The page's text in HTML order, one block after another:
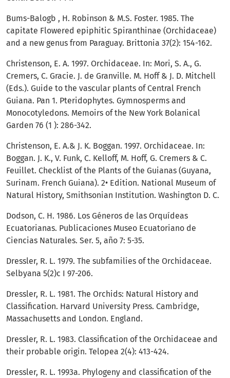
Bums-Balogb , H. Robinson & M.S. Foster. 1985. The
capitate Flowered epiphitic Spiranthinae (Orchidaceae)
and a new genus from Paraguay. Brittonia 37(2): 154-162.
Christenson, E. A. 1997. Orchidaceae. In: Mori, S. A., G.
Cremers, C. Gracie. J. de Granville. M. Hoff & J. D. Mitchell
(Eds.). Guide to the vascular plants of Central French
Guiana. Pan 1. Pteridophytes. Gymnosperms and
Monocotyledons. Memoirs of the New York Bolanical
Garden 76 (1 ): 286-342.
Christenson, E. A.& J. K. Boggan. 1997. Orchidaceae. In:
Boggan. J. K., V. Funk, C. Kelloff, M. Hoff, G. Cremers & C.
Feuillet. Checklist of the Plants of the Guianas (Guyana,
Surinam. French Guiana). 2• Edition. National Museum of
Natural History, Smithsonian Institution. Washington D. C.
Dodson, C. H. 1986. Los Géneros de las Orquídeas
Ecuatorianas. Publicaciones Museo Ecuatoriano de
Ciencias Naturales. Ser. 5, año 7: 5-35.
Dressler, R. L. 1979. The subfamilies of the Orchidaceae.
Selbyana 5(2)c I 97-206.
Dressler, R. L. 1981. The Orchids: Natural History and
Classification. Harvard University Press. Cambridge,
Massachusetts and London. England.
Dressler, R. L. 1983. Classification of the Orchidaceae and
their probable origin. Telopea 2(4): 413-424.
Dressler, R. L. 1993a. Phylogeny and classification of the